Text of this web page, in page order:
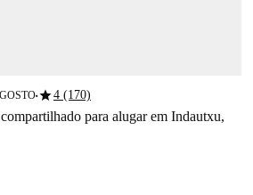
■star4 (170)
para alugar em Indautxu,